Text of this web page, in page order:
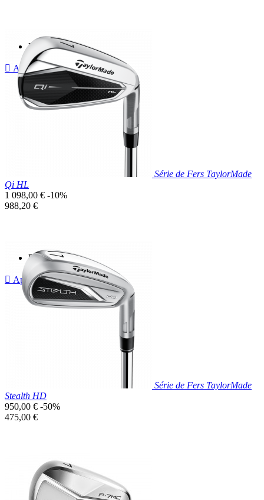
Prix réduit
 Aperçu rapide
Série de Fers TaylorMade
Qi HL
Prix
de
1 098,00 € -10%
Prix
988,20 €
Prix réduit
 Aperçu rapide
Série de Fers TaylorMade
Stealth HD
Prix
de
950,00 € -50%
Prix
475,00 €
Prix réduit
Aperçu rapide